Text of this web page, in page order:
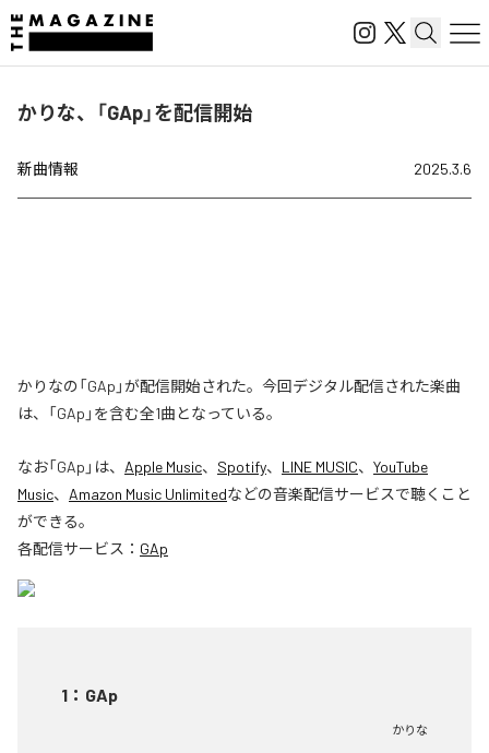
かりな、「GAp」を配信開始
新曲情報 2025.3.6
かりなの「GAp」が配信開始された。今回デジタル配信された楽曲
は、「GAp」を含む全1曲となっている。
なお「GAp 」は、 Apple Music、 Spotify、 LINE MUSIC、 YouTube
Music、 Amazon Music Unlimitedなどの音楽配信サービスで聴くこと
ができる。
各配信サービス： GAp
1 ： GAp
かりな